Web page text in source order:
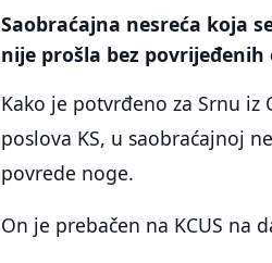
Saobraćajna nesreća koja
nije prošla bez povrijeđenih
Kako je potvrđeno za Srnu
poslova KS, u saobraćajnoj
povrede noge.
On je prebačen na KCUS na